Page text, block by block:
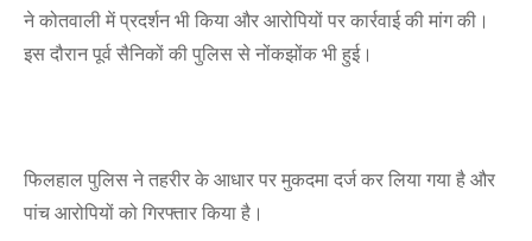
ने कोतवाली में प्रदर्शन भी किया और आरोपियों पर कार्रवाई की मांग की।
इस दौरान पूर्व सैनिकों की पुलिस से नोंकझोंक भी हुई।
फिलहाल पुलिस ने तहरीर के आधार पर मुकदमा दर्ज कर लिया गया है और
पांच आरोपियों को गिरफ्तार किया है।